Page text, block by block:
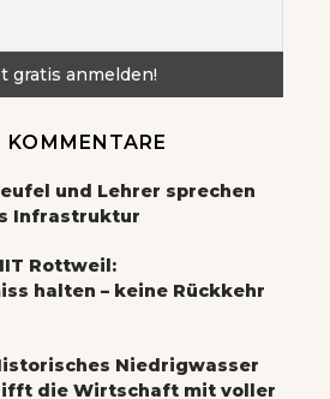
KOMMENTARE
und Lehrer sprechen
Infrastruktur
Rottweil:
halten – keine Rückkehr
Niedrigwasser
die Wirtschaft mit voller